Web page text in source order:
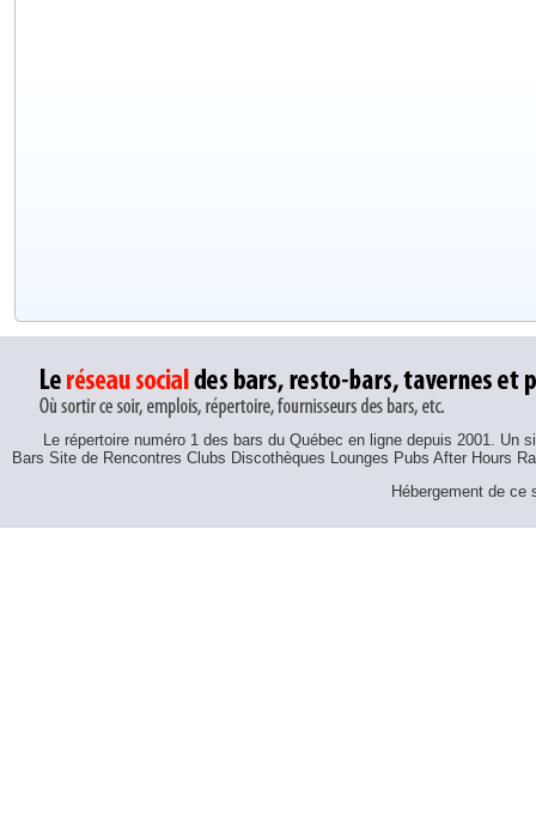
Le répertoire numéro 1 des bars du Québec en ligne depuis 2001.
Bars Site de Rencontres Clubs Discothèques Lounges Pubs After Hours
Hébergement de ce